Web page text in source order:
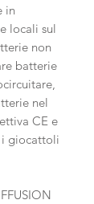
in
locali sul
non
batterie
nel
CE e
i giocattoli